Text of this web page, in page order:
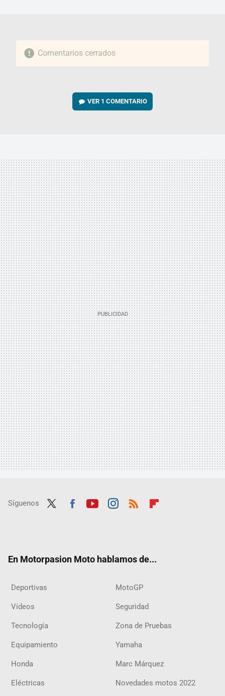
Comentarios cerrados
VER 1 COMENTARIO
Síguenos
En Motorpasion Moto hablamos de...
Deportivas MotoGP
Vídeos Seguridad
Tecnología Zona de Pruebas
Equipamiento Yamaha
Honda Marc Márquez
Eléctricas Novedades motos 2022